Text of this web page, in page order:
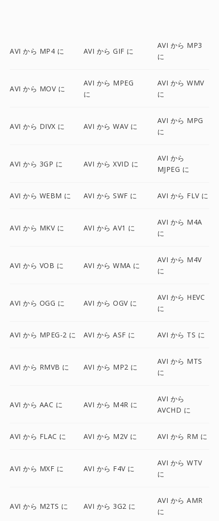
AVI から MP4 に AVI から GIF に
AVI から MP3
に
AVI から MOV に
AVI から MPEG
に
AVI から WMV
に
AVI から DIVX に AVI から WAV に
AVI から MPG
に
AVI から 3GP に AVI から XVID に
AVI から
MJPEG に
AVI から WEBM に AVI から SWF に AVI から FLV に
AVI から MKV に AVI から AV1 に
AVI から M4A
に
AVI から VOB に AVI から WMA に
AVI から M4V
に
AVI から OGG に AVI から OGV に
AVI から HEVC
に
AVI から MPEG-2 に AVI から ASF に AVI から TS に
AVI から RMVB に AVI から MP2 に
AVI から MTS
に
AVI から AAC に AVI から M4R に
AVI から
AVCHD に
AVI から FLAC に AVI から M2V に AVI から RM に
AVI から MXF に AVI から F4V に
AVI から WTV
に
AVI から M2TS に AVI から 3G2 に
AVI から AMR
に